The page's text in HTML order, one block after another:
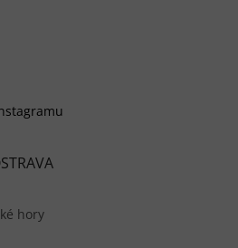
hory